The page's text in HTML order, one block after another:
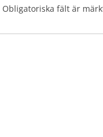
Obligatoriska fält är